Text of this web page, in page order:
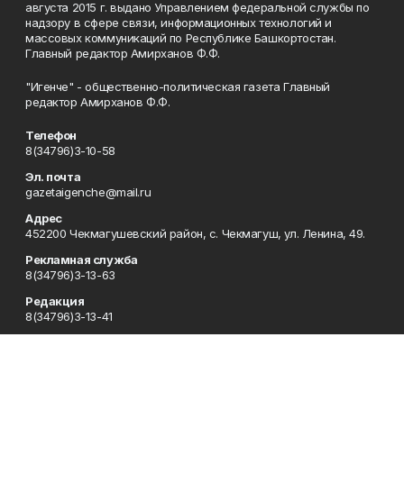
августа 2015 г. выдано Управлением федеральной службы по
надзору в сфере связи, информационных технологий и
массовых коммуникаций по Республике Башкортостан.
Главный редактор Амирханов Ф.Ф.
"Игенче" - общественно-политическая газета Главный
редактор Амирханов Ф.Ф.
Телефон
8(34796)3-10-58
Эл. почта
gazetaigenche@mail.ru
Адрес
452200 Чекмагушевский район, с. Чекмагуш, ул. Ленина, 49.
Рекламная служба
8(34796)3-13-63
Редакция
8(34796)3-13-41